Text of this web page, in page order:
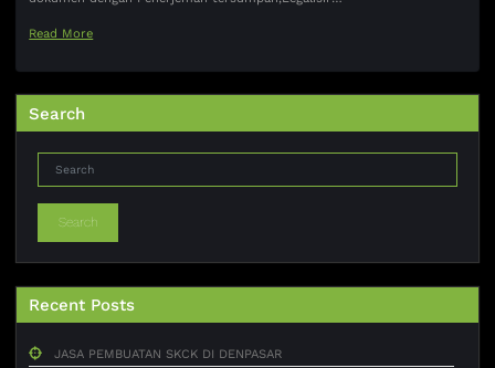
Read More
Search
Search
Recent Posts
JASA PEMBUATAN SKCK DI DENPASAR